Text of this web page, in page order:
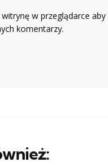
w przeglądarce aby
komentarzy.